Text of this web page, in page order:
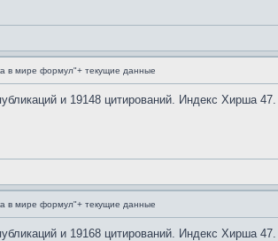
в мире формул"+ текущие данные
и 19148 цитирований. Индекс Хирша 47.
в мире формул"+ текущие данные
и 19168 цитирований. Индекс Хирша 47.